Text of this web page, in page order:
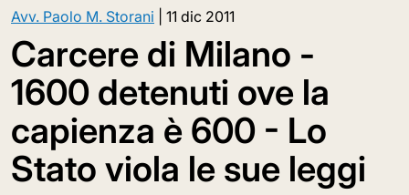
Avv. Paolo M. Storani 11 dic 2011
Carcere di Milano -
1600 detenuti ove la
capienza è 600 - Lo
Stato viola le sue leggi